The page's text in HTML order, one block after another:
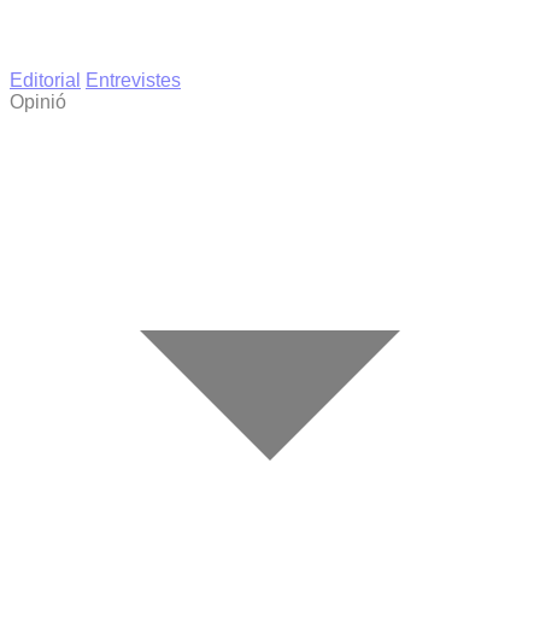
Editorial
Entrevistes
Opinió